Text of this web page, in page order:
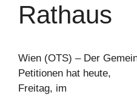
Rathaus
Wien (OTS) – Der
Petitionen hat heute,
Freitag, im